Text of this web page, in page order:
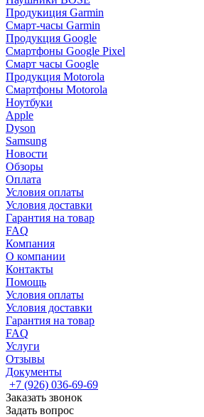
Продукиция Garmin
Смарт-часы Garmin
Продукция Google
Смартфоны Google Pixel
Смарт часы Google
Продукция Motorola
Смартфоны Motorola
Ноутбуки
Apple
Dyson
Samsung
Новости
Обзоры
Оплата
Условия оплаты
Условия доставки
Гарантия на товар
FAQ
Компания
О компании
Контакты
Помощь
Условия оплаты
Условия доставки
Гарантия на товар
FAQ
Услуги
Отзывы
Документы
+7 (926) 036-69-69
Заказать звонок
Задать вопрос